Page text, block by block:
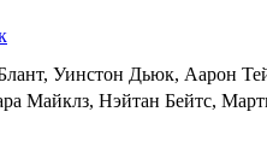
Уинстон Дьюк, Аарон
Майклз, Нэйтан Бейтс,